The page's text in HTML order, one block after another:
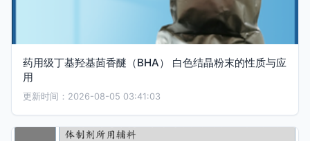
药用级丁基羟基茴香醚（BHA） 白色结晶粉末的性质与应
用
更新时间：2026-08-05 03:41:03